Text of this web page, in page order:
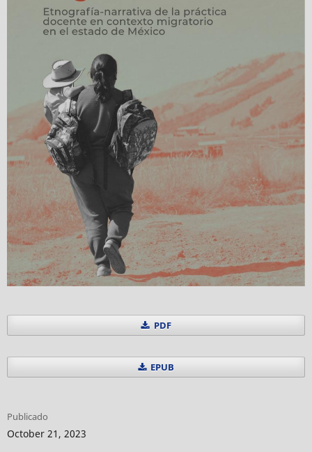
PDF
EPUB
Publicado
October 21, 2023